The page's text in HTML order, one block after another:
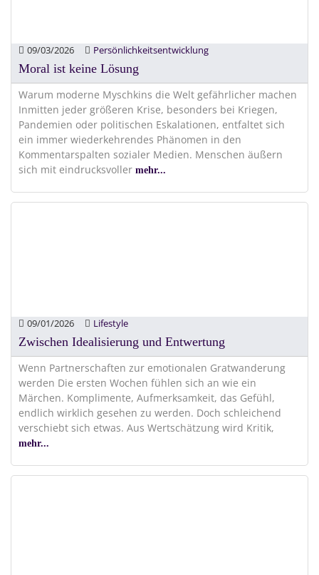
09/03/2026 Persönlichkeitsentwicklung
Moral ist keine Lösung
Warum moderne Myschkins die Welt gefährlicher machen
Inmitten jeder größeren Krise, besonders bei Kriegen,
Pandemien oder politischen Eskalationen, entfaltet sich
ein immer wiederkehrendes Phänomen in den
Kommentarspalten sozialer Medien. Menschen äußern
sich mit eindrucksvoller mehr...
09/01/2026 Lifestyle
Zwischen Idealisierung und Entwertung
Wenn Partnerschaften zur emotionalen Gratwanderung
werden Die ersten Wochen fühlen sich an wie ein
Märchen. Komplimente, Aufmerksamkeit, das Gefühl,
endlich wirklich gesehen zu werden. Doch schleichend
verschiebt sich etwas. Aus Wertschätzung wird Kritik,
mehr...